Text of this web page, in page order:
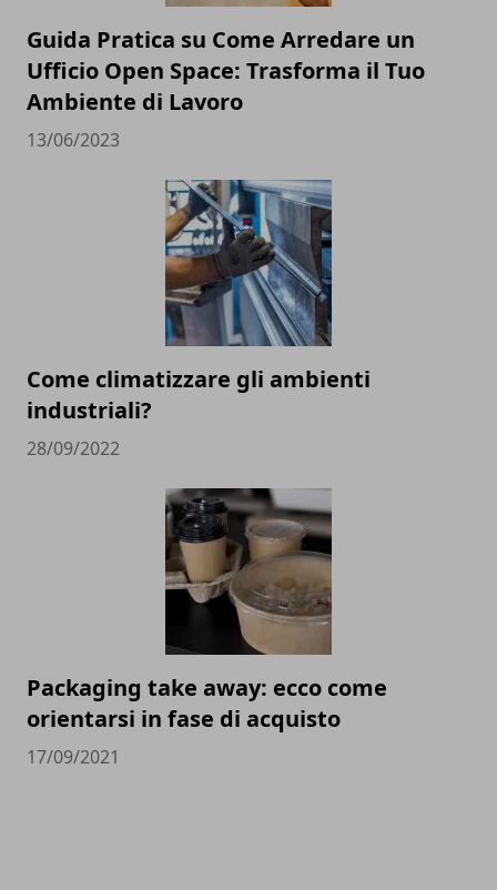
Guida Pratica su Come Arredare un
Ufficio Open Space: Trasforma il Tuo
Ambiente di Lavoro
13/06/2023
Come climatizzare gli ambienti
industriali?
28/09/2022
Packaging take away: ecco come
orientarsi in fase di acquisto
17/09/2021